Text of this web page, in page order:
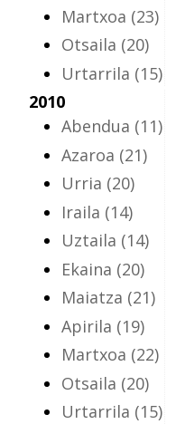
Martxoa (23)
Otsaila (20)
Urtarrila (15)
2010
Abendua (11)
Azaroa (21)
Urria (20)
Iraila (14)
Uztaila (14)
Ekaina (20)
Maiatza (21)
Apirila (19)
Martxoa (22)
Otsaila (20)
Urtarrila (15)